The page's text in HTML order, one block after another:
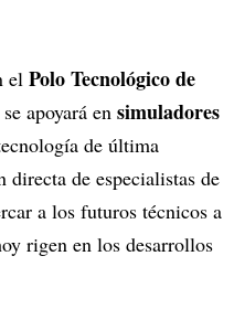
el Polo Tecnológico de
apoyará en simuladores
de última
de especialistas de
a los futuros técnicos a
rigen en los desarrollos